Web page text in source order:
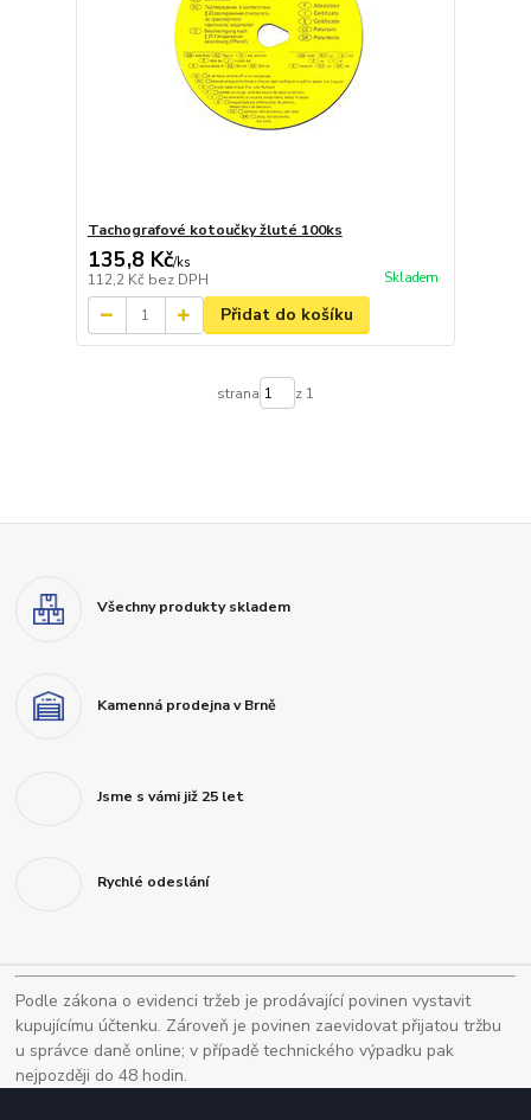
Tachografové kotoučky žluté 100ks
135,8 Kč/ks
112,2 Kč bez DPH Skladem
Přidat do košíku
strana z 1
Všechny produkty skladem
Kamenná prodejna v Brně
Jsme s vámi již 25 let
Rychlé odeslání
Podle zákona o evidenci tržeb je prodávající povinen vystavit
kupujícímu účtenku. Zároveň je povinen zaevidovat přijatou tržbu
u správce daně online; v případě technického výpadku pak
nejpozději do 48 hodin.